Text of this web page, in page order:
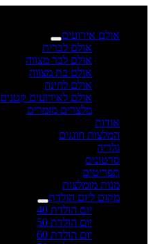
אולם אירועים
אולם לברית
אולם לבר מצווה
אולם בת מצווה
אולם לחינה
אולם לאירועים קטנים
מלצרים מזמרים
אודות
המלצות חוגגים
גלריה
סרטונים
תפריטים
מנות מומלצות
מקום ליום הולדת
יום הולדת 40
יום הולדת 50
יום הולדת 60